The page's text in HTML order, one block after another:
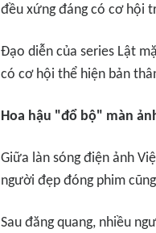
đều xứng đáng có cơ hội
Đạo diễn của series Lật
có cơ hội thể hiện bản
Hoa hậu "đổ bộ" màn
Giữa làn sóng điện ảnh
người đẹp đóng phim
Sau đăng quang, nhiều